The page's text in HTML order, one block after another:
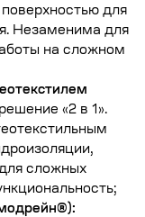
для
Незаменима для
на сложном
«2 в 1».
сложных
: